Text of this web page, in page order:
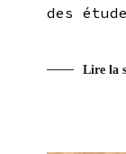
des
Lire la